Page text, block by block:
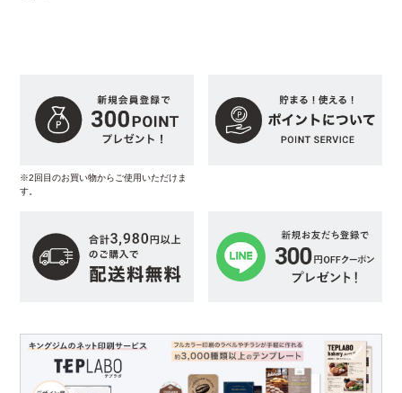
※2回目のお買い物からご使用いただけま
す。